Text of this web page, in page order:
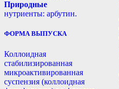
Природные
нутриенты: арбутин.
ФОРМА ВЫПУСКА
Коллоидная
стабилизированная
микроактивированная
суспензия (коллоидная